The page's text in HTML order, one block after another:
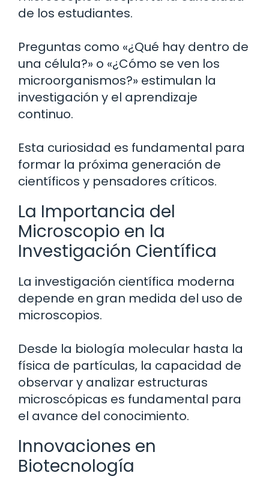
de los estudiantes.
Preguntas como «¿Qué hay dentro de
una célula?» o «¿Cómo se ven los
microorganismos?» estimulan la
investigación y el aprendizaje
continuo.
Esta curiosidad es fundamental para
formar la próxima generación de
científicos y pensadores críticos.
La Importancia del
Microscopio en la
Investigación Científica
La investigación científica moderna
depende en gran medida del uso de
microscopios.
Desde la biología molecular hasta la
física de partículas, la capacidad de
observar y analizar estructuras
microscópicas es fundamental para
el avance del conocimiento.
Innovaciones en
Biotecnología